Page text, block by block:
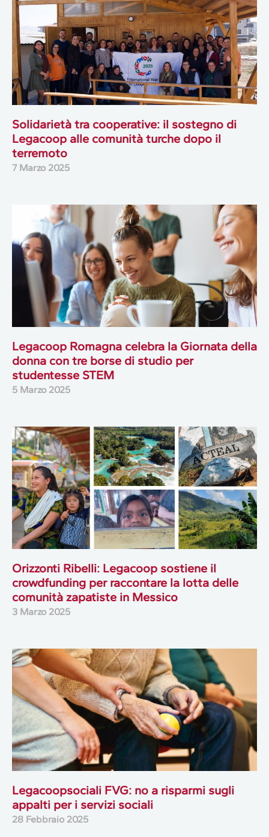
Solidarietà tra cooperative: il sostegno di
Legacoop alle comunità turche dopo il
terremoto
7 Marzo 2025
Legacoop Romagna celebra la Giornata della
donna con tre borse di studio per
studentesse STEM
5 Marzo 2025
Orizzonti Ribelli: Legacoop sostiene il
crowdfunding per raccontare la lotta delle
comunità zapatiste in Messico
3 Marzo 2025
Legacoopsociali FVG: no a risparmi sugli
appalti per i servizi sociali
28 Febbraio 2025